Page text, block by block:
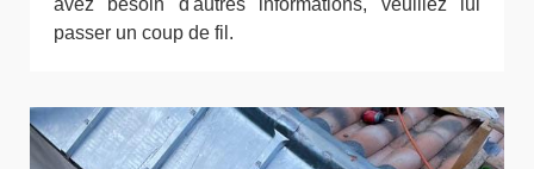
avez besoin d'autres informations, veuillez lui
passer un coup de fil.